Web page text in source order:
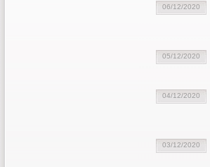
06/12/2020
05/12/2020
04/12/2020
03/12/2020